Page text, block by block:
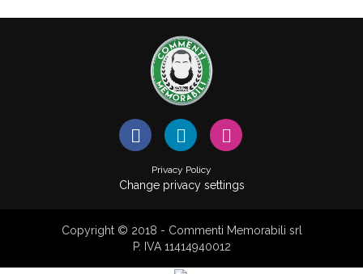
Privacy Policy
Change privacy settings
Copyright © 2018 - Commenti Memorabili srl
P. IVA 11414940012